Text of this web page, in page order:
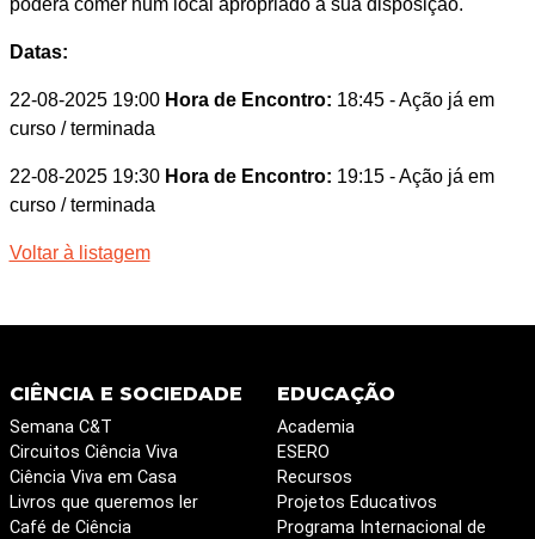
poderá comer num local apropriado à sua disposição.
Datas:
22-08-2025 19:00 Hora de Encontro: 18:45 - Ação já em
curso / terminada
22-08-2025 19:30 Hora de Encontro: 19:15 - Ação já em
curso / terminada
Voltar à listagem
CIÊNCIA E SOCIEDADE
Semana C&T
Circuitos Ciência Viva
Ciência Viva em Casa
Livros que queremos ler
Café de Ciência
EDUCAÇÃO
Academia
ESERO
Recursos
Projetos Educativos
Programa Internacional de